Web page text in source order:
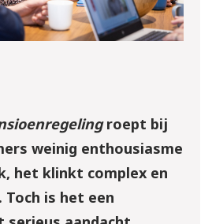
roept bij
weinig enthousiasme
het klinkt complex en
Toch is het een